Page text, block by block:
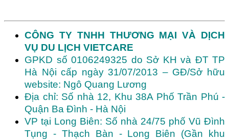
CÔNG TY TNHH THƯƠNG MẠI VÀ DỊCH
VỤ DU LỊCH VIETCARE
GPKD số 0106249325 do Sở KH và ĐT TP
Hà Nội cấp ngày 31/07/2013 – GĐ/Sở hữu
website: Ngô Quang Lương
Địa chỉ: Số nhà 12, Khu 38A Phố Trần Phú -
Quận Ba Đình - Hà Nội
VP tại Long Biên: Số nhà 24/75 phố Vũ Đình
Tụng - Thạch Bàn - Long Biên (Gần khu